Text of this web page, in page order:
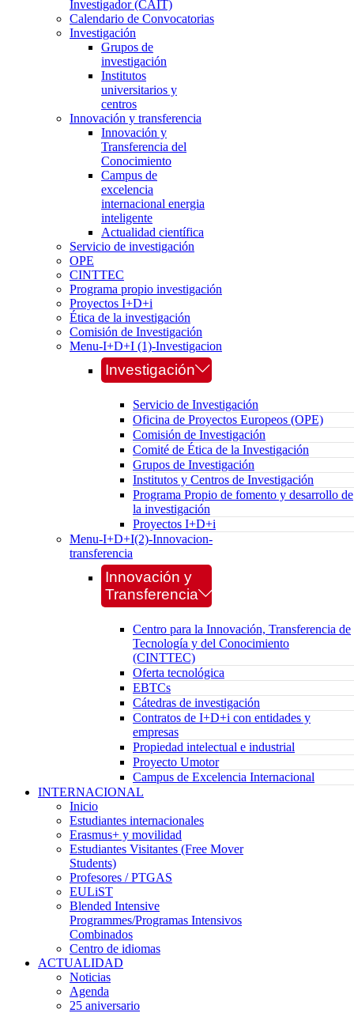
Investigador (CAIT)
Calendario de Convocatorias
Investigación
Grupos de
investigación
Institutos
universitarios y
centros
Innovación y transferencia
Innovación y
Transferencia del
Conocimiento
Campus de
excelencia
internacional energia
inteligente
Actualidad científica
Servicio de investigación
OPE
CINTTEC
Programa propio investigación
Proyectos I+D+i
Ética de la investigación
Comisión de Investigación
Menu-I+D+I (1)-Investigacion
Investigación
Servicio de Investigación
Oficina de Proyectos Europeos (OPE)
Comisión de Investigación
Comité de Ética de la Investigación
Grupos de Investigación
Institutos y Centros de Investigación
Programa Propio de fomento y desarrollo de
la investigación
Proyectos I+D+i
Menu-I+D+I(2)-Innovacion-
transferencia
Innovación y
Transferencia
Centro para la Innovación, Transferencia de
Tecnología y del Conocimiento
(CINTTEC)
Oferta tecnológica
EBTCs
Cátedras de investigación
Contratos de I+D+i con entidades y
empresas
Propiedad intelectual e industrial
Proyecto Umotor
Campus de Excelencia Internacional
INTERNACIONAL
Inicio
Estudiantes internacionales
Erasmus+ y movilidad
Estudiantes Visitantes (Free Mover
Students)
Profesores / PTGAS
EULiST
Blended Intensive
Programmes/Programas Intensivos
Combinados
Centro de idiomas
ACTUALIDAD
Noticias
Agenda
25 aniversario